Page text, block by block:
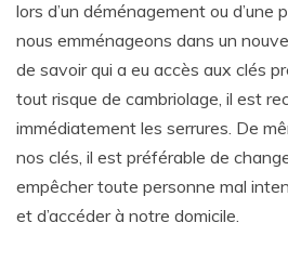
lors d’un déménagement ou d’une
nous emménageons dans un
de savoir qui a eu accès aux clés
tout risque de cambriolage, il est
immédiatement les serrures. De
nos clés, il est préférable de
empêcher toute personne mal
et d’accéder à notre domicile.